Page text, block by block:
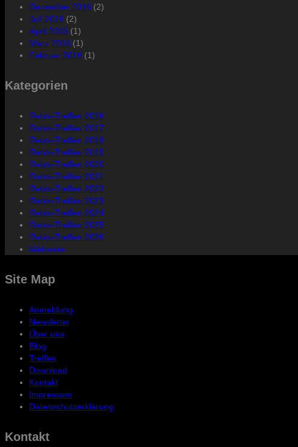
Dezember 2016 (2)
Juli 2016 (2)
April 2016 (1)
März 2016 (1)
Februar 2016 (1)
Kategorien
Rebbi-Treffen 2016
Rebbi-Treffen 2017
Rebbi-Treffen 2018
Rebbi-Treffen 2019
Rebbi-Treffen 2020
Rebbi-Treffen 2021
Rebbi-Treffen 2022
Rebbi-Treffen 2023
Rebbi-Treffen 2024
Rebbi-Treffen 2025
Rebbi-Treffen 2026
Webseite
Site Map
Anmeldung
Newsletter
Über uns
Blog
Treffen
Download
Kontakt
Impressum
Datenschutzerklärung
Kontakt